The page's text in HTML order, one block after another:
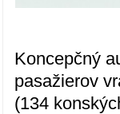
Koncepčný
pasažierov
(134